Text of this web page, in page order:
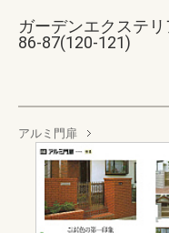
ガーデンエクステ
86-87(120-121)
アルミ門扉